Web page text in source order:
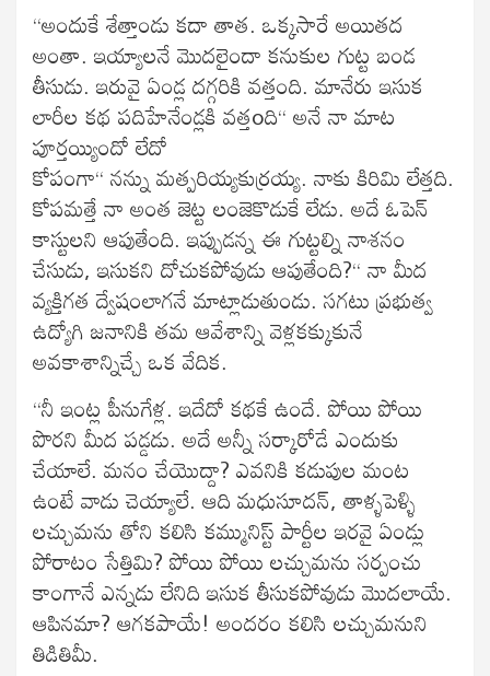
“అందుకే శేత్తాండు కదా తాత. ఒక్కసారే అయితద
అంతా. ఇయ్యాలనే మొదలైందా కనుకుల గుట్ట బండ
తీసుడు. ఇరువై ఏండ్ల దగ్గరికి వత్తంది. మానేరు ఇసుక
లారీల కథ పదిహేనేండ్లకి వత్తoది“ అనే నా మాట
పూర్తయ్యిందో లేదో
కోపంగా“ నన్ను మత్పరియ్యకుర్రయ్య. నాకు కిరిమి లేత్తది.
కోపమత్తే నా అంత జెట్ట లంజెకొడుకే లేడు. అదే ఓపెన్
కాస్టులని ఆపుతేంది. ఇప్పుడన్న ఈ గుట్టల్ని నాశనం
చేసుడు, ఇసుకని దోచుకపోవుడు ఆపుతేంది?“ నా మీద
వ్యక్తిగత ద్వేషంలాగనే మాట్లాడుతుండు. సగటు ప్రభుత్వ
ఉద్యోగి జనానికి తమ ఆవేశాన్ని వెళ్లకక్కుకునే
అవకాశాన్నిచ్చే ఒక వేదిక.
“నీ ఇంట్ల పీనుగేళ్ల. ఇదేదో కథకే ఉందే. పోయి పోయి
పొరని మీద పడ్డడు. అదే అన్నీ సర్కారోడే ఎందుకు
చేయాలే. మనం చేయొద్దా? ఎవనికి కడుపుల మంట
ఉంటే వాడు చెయ్యాలే. ఆది మధుసూదన్, తాళ్ళపెళ్ళి
లచ్చుమను తోని కలిసి కమ్మునిస్ట్ పార్టీల ఇరవై ఏండ్లు
పోరాటం సేత్తిమి? పోయి పోయి లచ్చుమను సర్పంచు
కాంగానే ఎన్నడు లేనిది ఇసుక తీసుకపోవుడు మొదలాయే.
ఆపినమా? ఆగకపాయే! అందరం కలిసి లచ్చుమనుని
తిడితిమీ.